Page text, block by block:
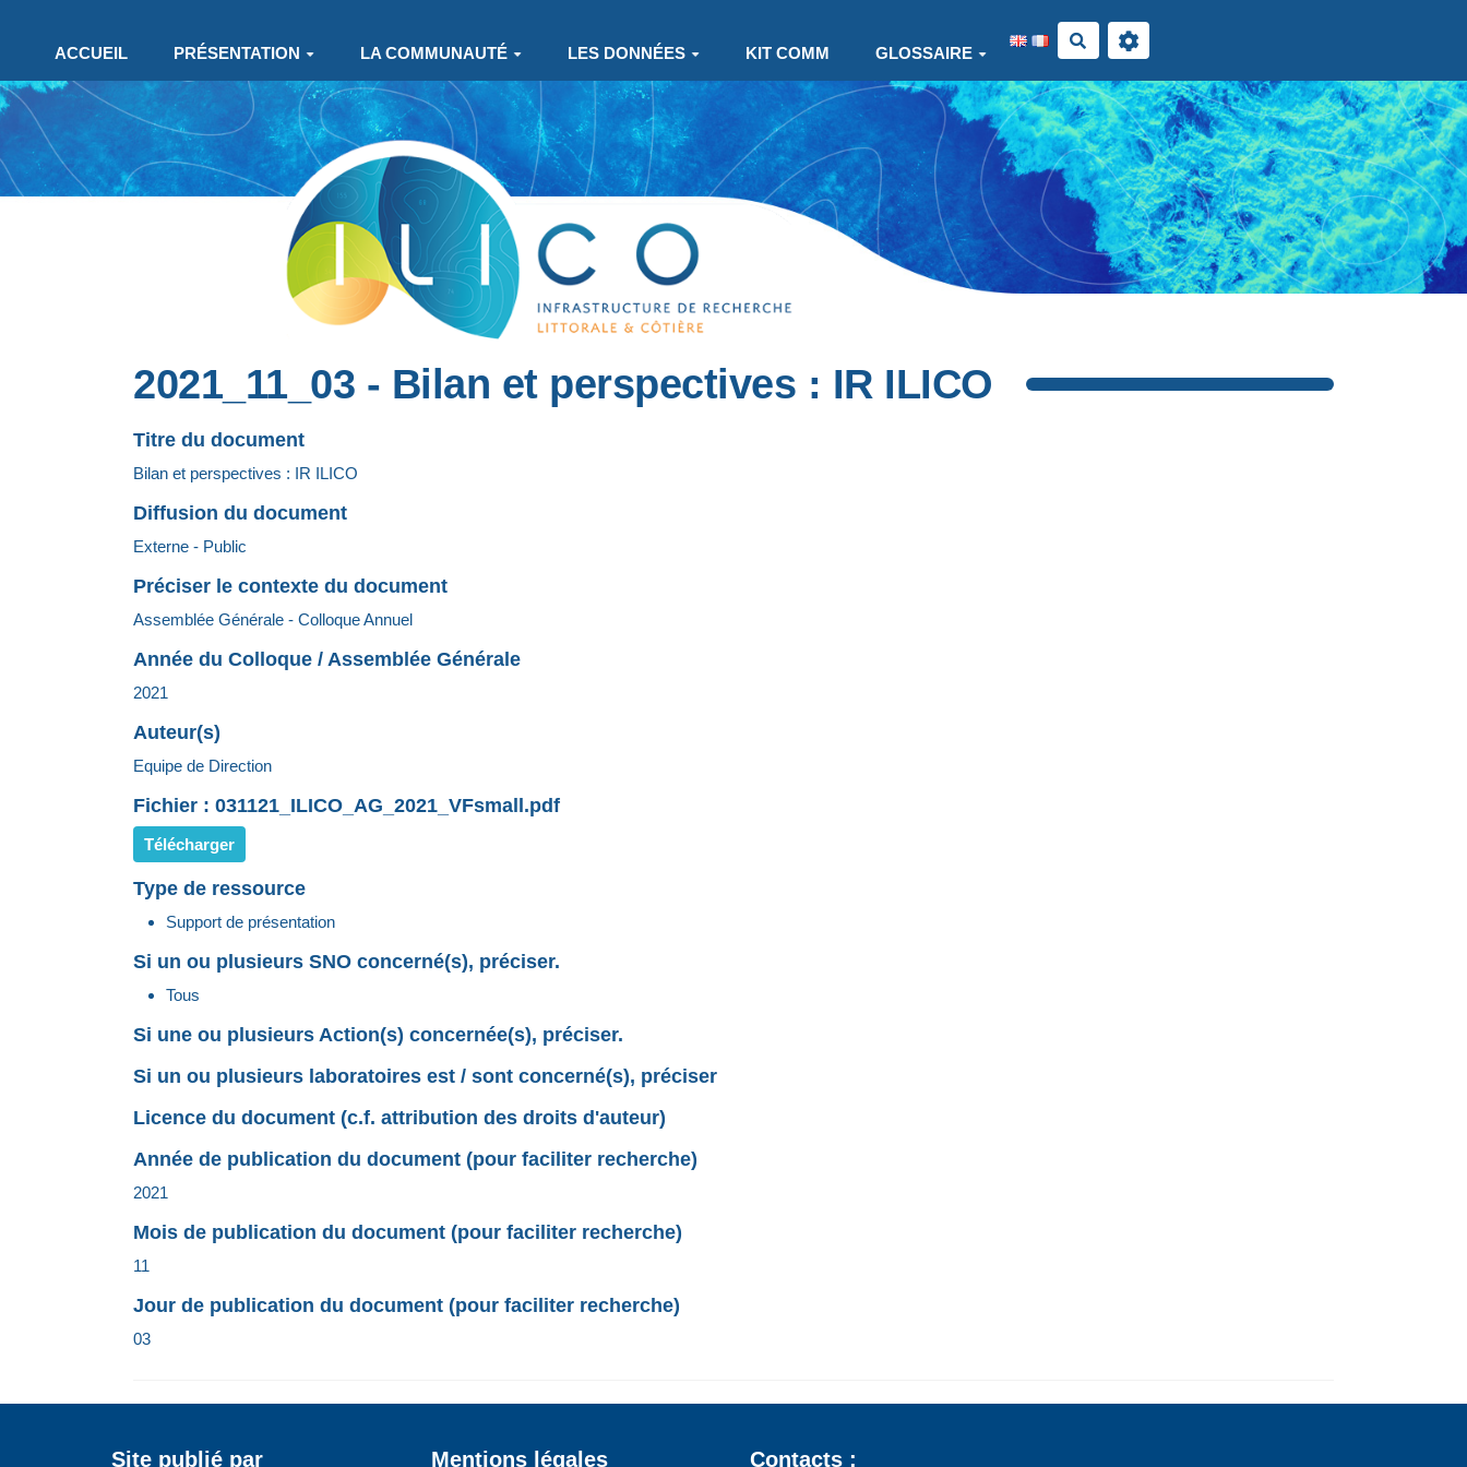
ACCUEIL
PRÉSENTATION LA COMMUNAUTÉ LES DONNÉES KIT COMM GLOSSAIRE
Rechercher
2021_11_03 - Bilan et perspectives : IR ILICO
Titre du document
Bilan et perspectives : IR ILICO
Diffusion du document
Externe - Public
Préciser le contexte du document
Assemblée Générale - Colloque Annuel
Année du Colloque / Assemblée Générale
2021
Auteur(s)
Equipe de Direction
Fichier : 031121_ILICO_AG_2021_VFsmall.pdf
Télécharger
Type de ressource
Support de présentation
Si un ou plusieurs SNO concerné(s), préciser.
Tous
Si une ou plusieurs Action(s) concernée(s), préciser.
Si un ou plusieurs laboratoires est / sont concerné(s), préciser
Licence du document (c.f. attribution des droits d'auteur)
Année de publication du document (pour faciliter recherche)
2021
Mois de publication du document (pour faciliter recherche)
11
Jour de publication du document (pour faciliter recherche)
03
Site publié par Mentions légales Contacts :